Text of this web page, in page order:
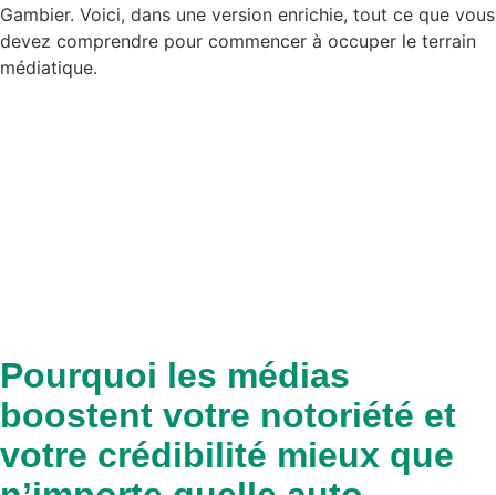
Gambier. Voici, dans une version enrichie, tout ce que vous
devez comprendre pour commencer à occuper le terrain
médiatique.
Pourquoi les médias
boostent votre notoriété et
votre crédibilité mieux que